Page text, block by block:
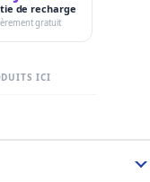
de recharge
gratuit
ICI